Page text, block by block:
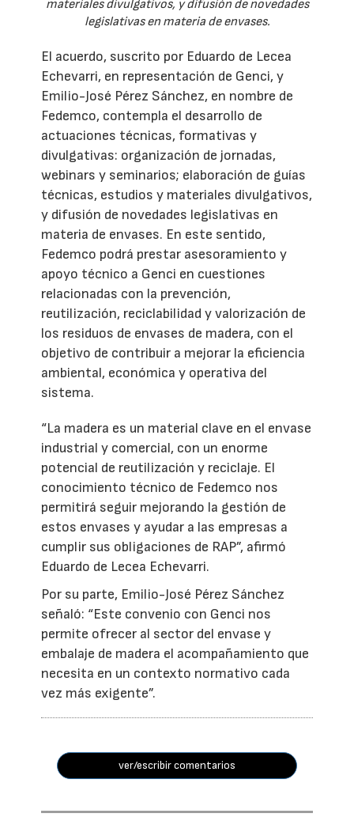
materiales divulgativos, y difusión de novedades
legislativas en materia de envases.
El acuerdo, suscrito por Eduardo de Lecea
Echevarri, en representación de Genci, y
Emilio-José Pérez Sánchez, en nombre de
Fedemco, contempla el desarrollo de
actuaciones técnicas, formativas y
divulgativas: organización de jornadas,
webinars y seminarios; elaboración de guías
técnicas, estudios y materiales divulgativos,
y difusión de novedades legislativas en
materia de envases. En este sentido,
Fedemco podrá prestar asesoramiento y
apoyo técnico a Genci en cuestiones
relacionadas con la prevención,
reutilización, reciclabilidad y valorización de
los residuos de envases de madera, con el
objetivo de contribuir a mejorar la eficiencia
ambiental, económica y operativa del
sistema.
“La madera es un material clave en el envase
industrial y comercial, con un enorme
potencial de reutilización y reciclaje. El
conocimiento técnico de Fedemco nos
permitirá seguir mejorando la gestión de
estos envases y ayudar a las empresas a
cumplir sus obligaciones de RAP”, afirmó
Eduardo de Lecea Echevarri.
Por su parte, Emilio-José Pérez Sánchez
señaló: “Este convenio con Genci nos
permite ofrecer al sector del envase y
embalaje de madera el acompañamiento que
necesita en un contexto normativo cada
vez más exigente”.
ver/escribir comentarios